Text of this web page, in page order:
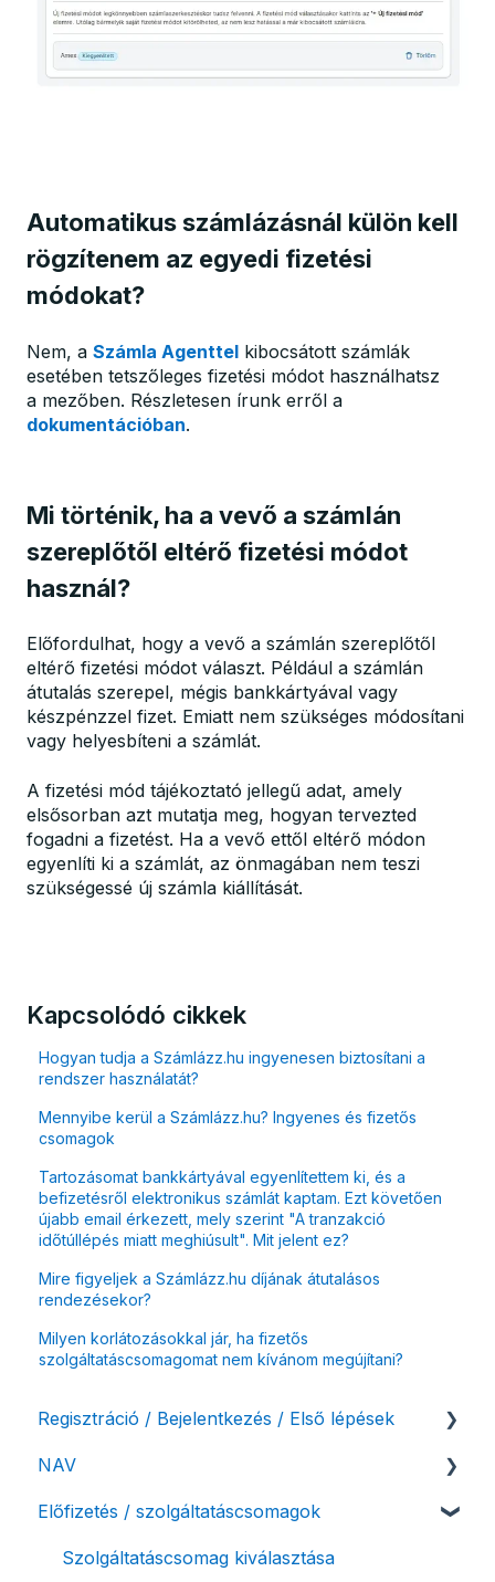
Automatikus számlázásnál külön kell
rögzítenem az egyedi fizetési
módokat?
Nem, a Számla Agenttel kibocsátott számlák
esetében tetszőleges fizetési módot használhatsz
a mezőben. Részletesen írunk erről a
dokumentációban.
Mi történik, ha a vevő a számlán
szereplőtől eltérő fizetési módot
használ?
Előfordulhat, hogy a vevő a számlán szereplőtől
eltérő fizetési módot választ. Például a számlán
átutalás szerepel, mégis bankkártyával vagy
készpénzzel fizet. Emiatt nem szükséges módosítani
vagy helyesbíteni a számlát.
A fizetési mód tájékoztató jellegű adat, amely
elsősorban azt mutatja meg, hogyan tervezted
fogadni a fizetést. Ha a vevő ettől eltérő módon
egyenlíti ki a számlát, az önmagában nem teszi
szükségessé új számla kiállítását.
Kapcsolódó cikkek
Hogyan tudja a Számlázz.hu ingyenesen biztosítani a
rendszer használatát?
Mennyibe kerül a Számlázz.hu? Ingyenes és fizetős
csomagok
Tartozásomat bankkártyával egyenlítettem ki, és a
befizetésről elektronikus számlát kaptam. Ezt követően
újabb email érkezett, mely szerint "A tranzakció
időtúllépés miatt meghiúsult". Mit jelent ez?
Mire figyeljek a Számlázz.hu díjának átutalásos
rendezésekor?
Milyen korlátozásokkal jár, ha fizetős
szolgáltatáscsomagomat nem kívánom megújítani?
Regisztráció / Bejelentkezés / Első lépések
Felhasználó beállításai
Számlázási fiók kezdő beállításai, első lépések
NAV
NAV online adatszolgáltatás
Adóhatósági ellenőrzés adatszolgáltatás
Előfizetés / szolgáltatáscsomagok
Szolgáltatáscsomag kiválasztása